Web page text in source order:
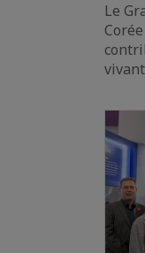
Le